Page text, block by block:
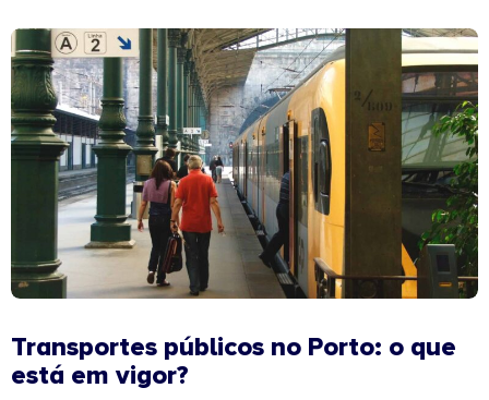
Transportes públicos no Porto: o que
está em vigor?